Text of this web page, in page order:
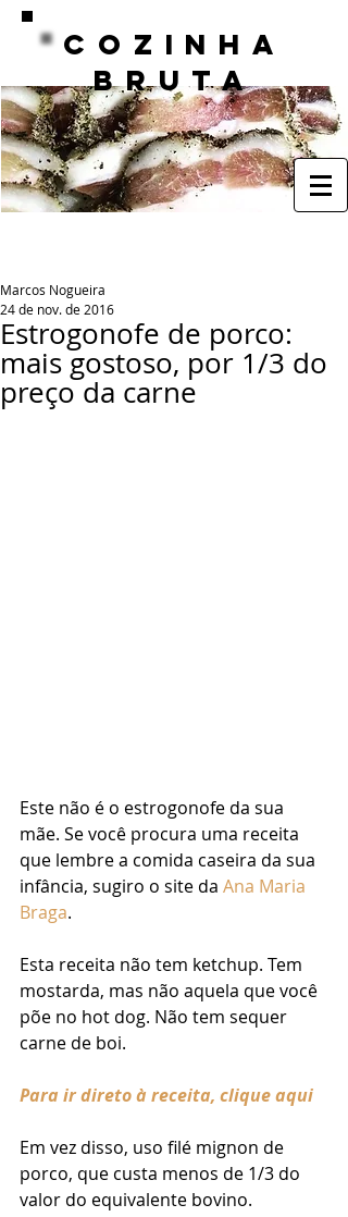
COZINHA
BRUTA
Estrogonofe de porco:
mais gostoso, por 1/3 do
preço da carne
Marcos Nogueira
24 de nov. de 2016
Este não é o estrogonofe da sua
mãe. Se você procura uma receita
que lembre a comida caseira da sua
infância, sugiro o site da Ana Maria
Braga.
Esta receita não tem ketchup. Tem
mostarda, mas não aquela que você
põe no hot dog. Não tem sequer
carne de boi.
Para ir direto à receita, clique aqui
Em vez disso, uso filé mignon de
porco, que custa menos de 1/3 do
valor do equivalente bovino.